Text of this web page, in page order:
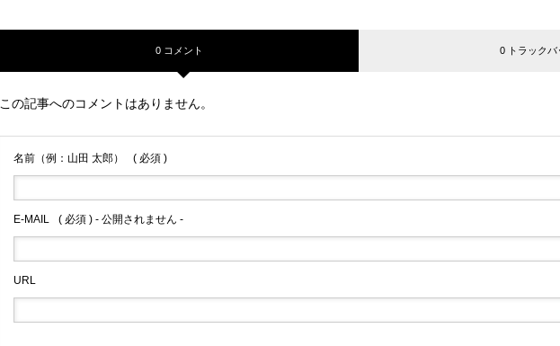
0 コメント 0 トラックバ
この記事へのコメントはありません。
名前（例：山田 太郎） ( 必須 )
E-MAIL ( 必須 ) - 公開されません -
URL